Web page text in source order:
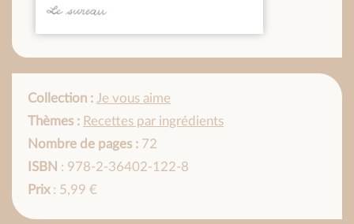
Collection : Je vous aime
Thèmes : Recettes par ingrédients
Nombre de pages : 72
ISBN : 978-2-36402-122-8
Prix: 5,99 €